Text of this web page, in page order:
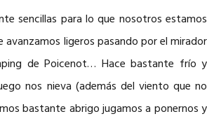
sencillas para lo que nosotros estamos
ligeros pasando por el mirador
de Poicenot… Hace bastante frío y
nos nieva (además del viento que no
bastante abrigo jugamos a ponernos y